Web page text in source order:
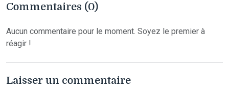
Commentaires (0)
Aucun commentaire pour le moment. Soyez le premier à
réagir !
Laisser un commentaire